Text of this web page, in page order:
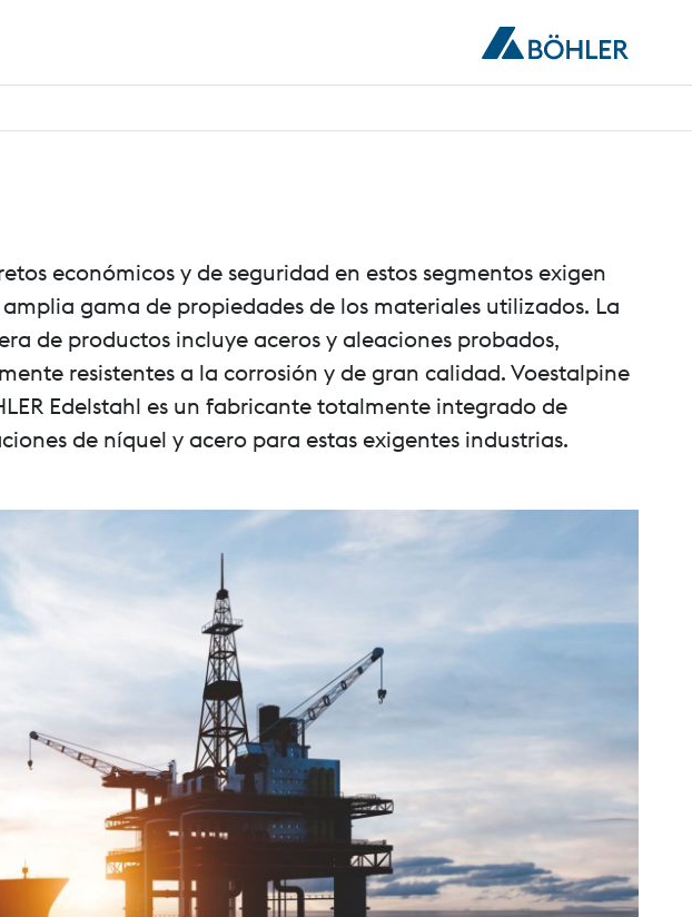
económicos y de seguridad en estos segmentos exigen
gama de propiedades de los materiales utilizados. La
de productos incluye aceros y aleaciones probados,
resistentes a la corrosión y de gran calidad. Voestalpine
Edelstahl es un fabricante totalmente integrado de
de níquel y acero para estas exigentes industrias.